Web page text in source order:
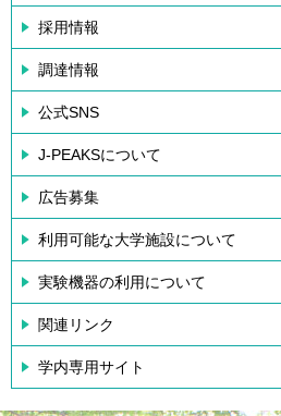
採用情報
調達情報
公式SNS
J-PEAKSについて
広告募集
利用可能な大学施設について
実験機器の利用について
関連リンク
学内専用サイト